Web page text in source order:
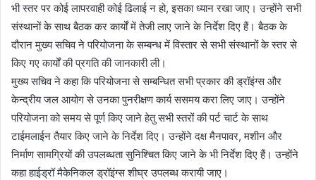
भी स्तर पर कोई लापरवाही कोई ढिलाई न हो, इसका ध्यान रखा जाए। उन्होंने सभी
संस्थानों के साथ बैठक कर कार्यों में तेजी लाए जाने के निर्देश दिए हैं। बैठक के
दौरान मुख्य सचिव ने परियोजना के सम्बन्ध में विस्तार से सभी संस्थानों के स्तर से
किए गए कार्यों की प्रगति की जानकारी ली।
मुख्य सचिव ने कहा कि परियोजना से सम्बन्धित सभी प्रकार की ड्रॉइंग्स और
केन्द्रीय जल आयोग से उनका पुनरीक्षण कार्य ससमय करा लिए जाए। उन्होंने
परियोजना को समय से पूर्ण किए जाने हेतु सभी स्तरों की पर्ट चार्ट के साथ
टाईमलाईन तैयार किए जाने के निर्देश दिए। उन्होंने दक्ष मैनपावर, मशीन और
निर्माण सामग्रियों की उपलब्धता सुनिश्चित किए जाने के भी निर्देश दिए हैं। उन्होंने
कहा हाईड्रॉ मैकेनिकल ड्रॉइंग्स शीघ्र उपलब्ध करायी जाए।